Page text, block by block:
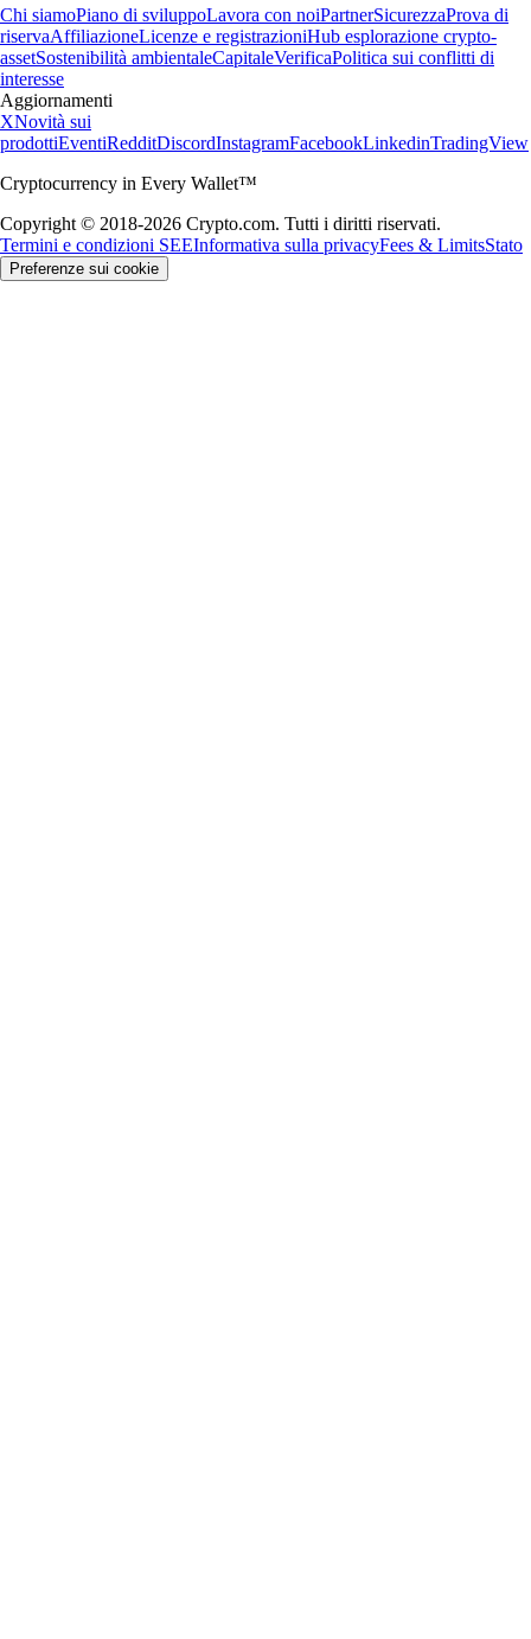
Chi siamoPiano di sviluppoLavora con noiPartnerSicurezzaProva di
riservaAffiliazioneLicenze e registrazioniHub esplorazione crypto-
assetSostenibilità ambientaleCapitaleVerificaPolitica sui conflitti di
interesse
Aggiornamenti
XNovità sui
prodottiEventiRedditDiscordInstagramFacebookLinkedinTradingView
Cryptocurrency in Every Wallet™
Copyright © 2018-2026 Crypto.com. Tutti i diritti riservati.
Termini e condizioni SEEInformativa sulla privacyFees & LimitsStato
Preferenze sui cookie